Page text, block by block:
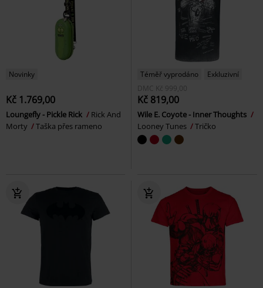
Novinky
Kč 1.769,00
Loungefly - Pickle Rick
Rick And
Morty
Taška přes rameno
Téměř vyprodáno
Exkluzivní
DMC
Kč 999,00
Kč 819,00
Wile E. Coyote - Inner Thoughts
Looney Tunes
Tričko